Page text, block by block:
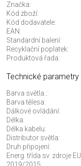
Značka:
Kód zboží:
Kód dodavatele:
EAN:
Standardní balení:
Recyklační poplatek:
Produktová řada:
Technické parametry
Barva světla..:
Barva tělesa:
Dálkové ovládání:
Délka:
Délka kabelu:
Distributor světla:
Druh připojení:
Energ. třída sv. zdroje EU